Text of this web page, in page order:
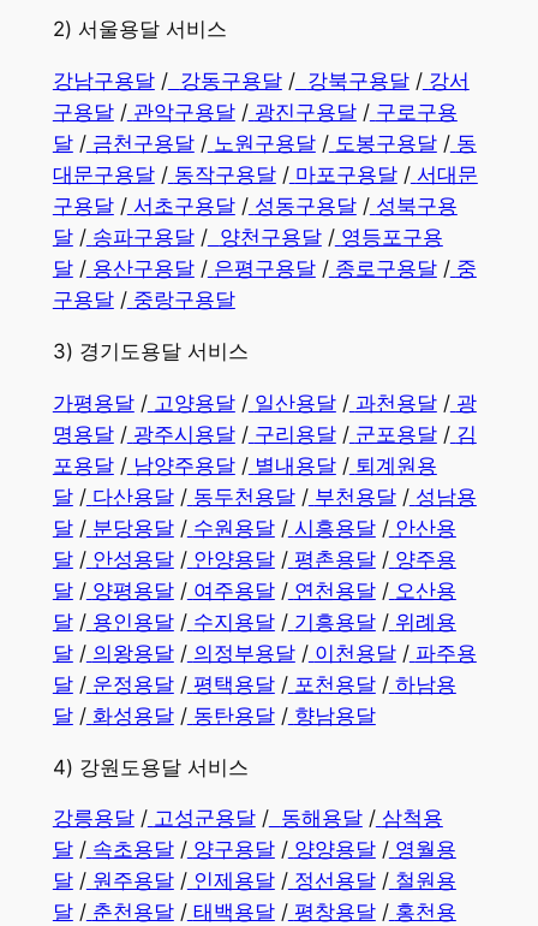
2) 서울용달 서비스
강남구용달/ 강동구용달/ 강북구용달/ 강서
구용달/ 관악구용달/ 광진구용달/ 구로구용
달/ 금천구용달/ 노원구용달/ 도봉구용달/ 동
대문구용달/ 동작구용달/ 마포구용달/ 서대문
구용달/ 서초구용달/ 성동구용달/ 성북구용
달/ 송파구용달/ 양천구용달/ 영등포구용
달/ 용산구용달/ 은평구용달/ 종로구용달/ 중
구용달/ 중랑구용달
3) 경기도용달 서비스
가평용달/ 고양용달/ 일산용달/ 과천용달/ 광
명용달/ 광주시용달/ 구리용달/ 군포용달/ 김
포용달/ 남양주용달/ 별내용달/ 퇴계원용
달/ 다산용달/ 동두천용달/ 부천용달/ 성남용
달/ 분당용달/ 수원용달/ 시흥용달/ 안산용
달/ 안성용달/ 안양용달/ 평촌용달/ 양주용
달/ 양평용달/ 여주용달/ 연천용달/ 오산용
달/ 용인용달/ 수지용달/ 기흥용달/ 위례용
달/ 의왕용달/ 의정부용달/ 이천용달/ 파주용
달/ 운정용달/ 평택용달/ 포천용달/ 하남용
달/ 화성용달/ 동탄용달/ 향남용달
4) 강원도용달 서비스
강릉용달/ 고성군용달/ 동해용달/ 삼척용
달/ 속초용달/ 양구용달/ 양양용달/ 영월용
달/ 원주용달/ 인제용달/ 정선용달/ 철원용
달/ 춘천용달/ 태백용달/ 평창용달/ 홍천용